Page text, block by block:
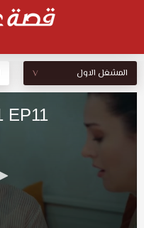
المشغل الاول V